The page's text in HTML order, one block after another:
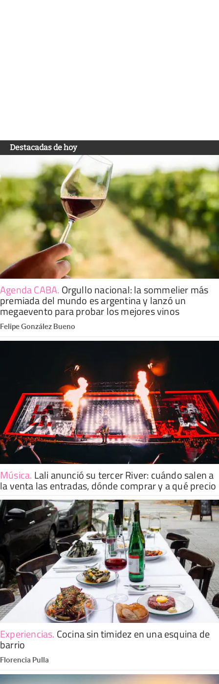
Destacadas de hoy
Agenda CABA. Orgullo nacional: la sommelier más
premiada del mundo es argentina y lanzó un
megaevento para probar los mejores vinos
Felipe González Bueno
Música. Lali anunció su tercer River: cuándo salen a
la venta las entradas, dónde comprar y a qué precio
Experiencias. Cocina sin timidez en una esquina de
barrio
Florencia Pulla